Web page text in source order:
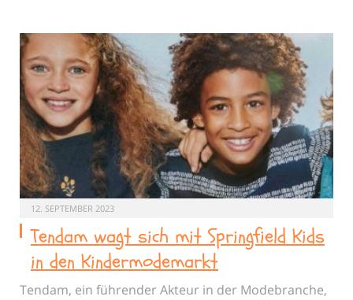
12. SEPTEMBER 2023
Tendam wagt sich mit Springfield Kids
in den Kindermodemarkt
Tendam, ein führender Akteur in der Modebranche,